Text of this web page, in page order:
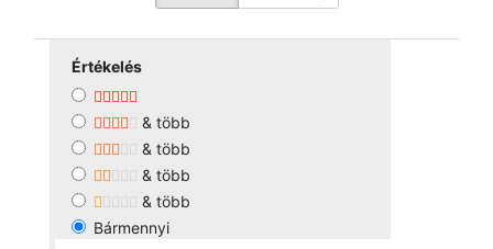
Értékelés
& több
& több
& több
& több
Bármennyi